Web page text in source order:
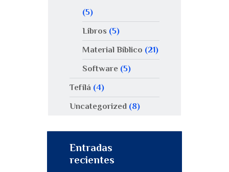
(5)
Libros (5)
Material Bíblico (21)
Software(5)
Tefilá (4)
Uncategorized (8)
Entradas
recientes